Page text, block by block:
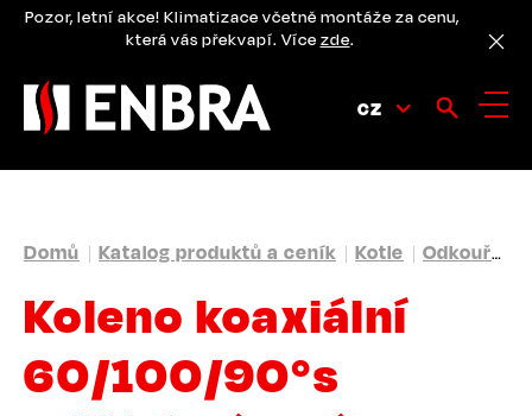
PřejítPozor, letní akce! Klimatizace včetně montáže za cenu,
která vás překvapí. Více zde.
CZ
DROBEČKOVÁ
NAVIGACE
Domů Katalog produktů a ceník Kotle Odkouření
Koleno koaxiální
60/100/90°s